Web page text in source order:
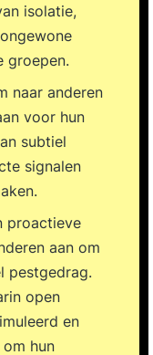
isolatie,
groepen.
naar anderen
voor hun
subtiel
signalen
proactieve
aan om
pestgedrag.
open
en
hun